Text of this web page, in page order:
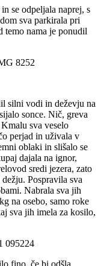
se odpeljala naprej, s
sva parkirala pri
temo nama je ponudil
silni vodi in deževju na
sonce. Nič, greva
sva veselo
perjad in uživala v
oblaki in slišalo se
dajala na ignor,
sredi jezera, zato
Pospravila sva
Nabrala sva jih
na osebo, samo roke
sva jih imela za kosilo,
fino, če bi odšla